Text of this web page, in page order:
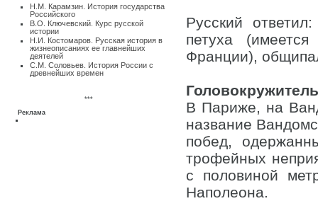
Н.М. Карамзин. История государства
Российского
В.О. Ключевский. Курс русской
истории
Н.И. Костомаров. Русская история в
жизнеописаниях ее главнейших
деятелей
С.М. Соловьев. История России с
древнейших времен
***
Реклама
Русский
петуха
Франции),
В Париже, на
название
побед,
трофейных
с половиной
Наполеона.